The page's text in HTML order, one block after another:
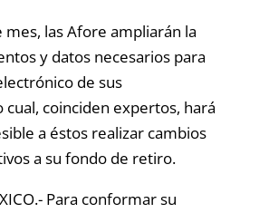
las Afore ampliarán la
y datos necesarios para
de sus
cual, coinciden expertos, hará
a éstos realizar cambios
a su fondo de retiro.
Para conformar su